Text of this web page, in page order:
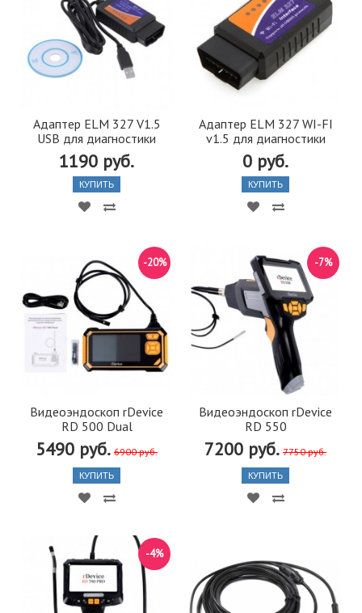
Адаптер ELM 327 V1.5
USB для диагностики
1190 руб.
КУПИТЬ
Адаптер ELM 327 WI-FI
v1.5 для диагностики
0 руб.
КУПИТЬ
Видеоэндоскоп rDevice
RD 500 Dual
5490 руб. 6900 руб.
-20%
КУПИТЬ
Видеоэндоскоп rDevice
RD 550
7200 руб. 7750 руб.
-7%
КУПИТЬ
-4%